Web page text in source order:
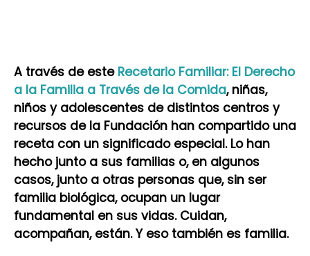
A través de este Recetario Familiar: El Derecho
a la Familia a Través de la Comida, niñas,
niños y adolescentes de distintos centros y
recursos de la Fundación han compartido una
receta con un significado especial. Lo han
hecho junto a sus familias o, en algunos
casos, junto a otras personas que, sin ser
familia biológica, ocupan un lugar
fundamental en sus vidas. Cuidan,
acompañan, están. Y eso también es familia.